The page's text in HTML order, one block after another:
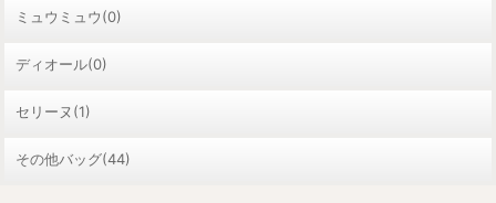
ミュウミュウ(0)
ディオール(0)
セリーヌ(1)
その他バッグ(44)